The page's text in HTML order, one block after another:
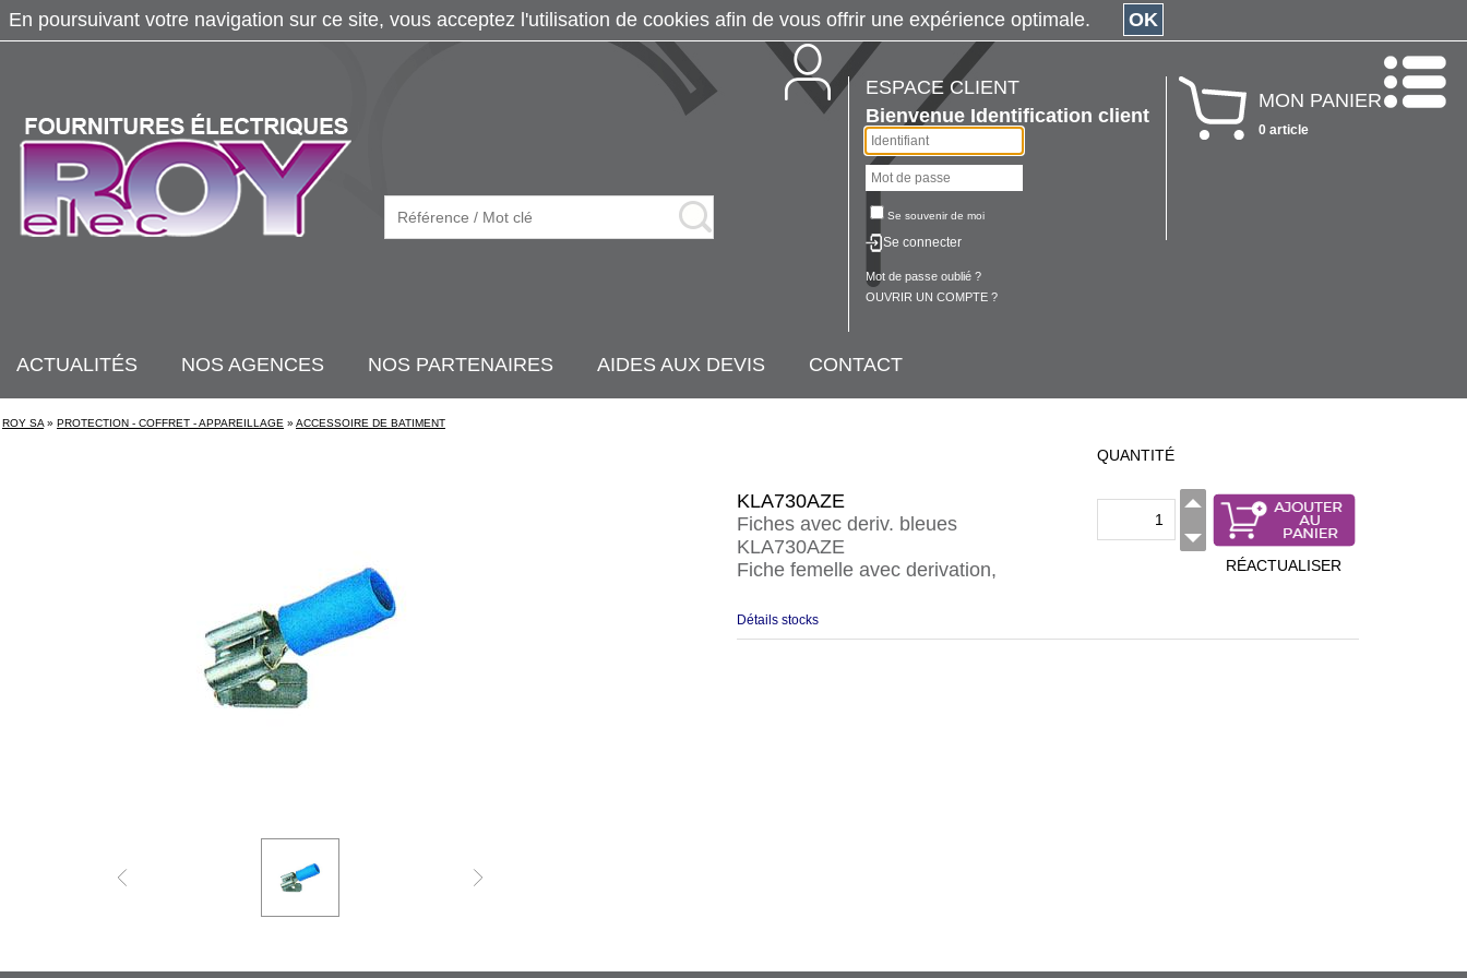
ESPACE CLIENT
Bienvenue Identification client
Se souvenir de moi
Se connecter
Mot de passe oublié ?
OUVRIR UN COMPTE ?
MON PANIER
0 article
ACTUALITÉS NOS AGENCES NOS PARTENAIRES AIDES AUX DEVIS CONTACT
ROY SA » PROTECTION - COFFRET - APPAREILLAGE » ACCESSOIRE DE BATIMENT
KLA730AZE
Fiches avec deriv. bleues
KLA730AZE
Fiche femelle avec derivation,
QUANTITÉ
RÉACTUALISER
Détails stocks
En poursuivant votre navigation sur ce site, vous acceptez l'utilisation de cookies afin de vous offrir une expérience optimale. OK